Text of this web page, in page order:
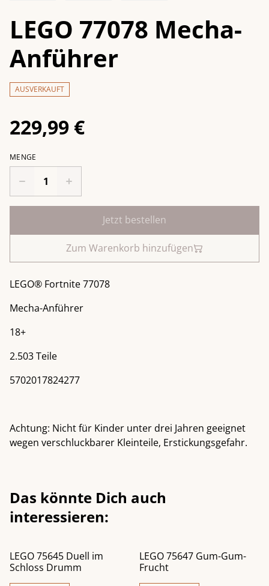
LEGO 77078 Mecha-
Anführer
AUSVERKAUFT
229,99 €
MENGE
Jetzt bestellen
Zum Warenkorb hinzufügen
LEGO® Fortnite 77078
Mecha-Anführer
18+
2.503 Teile
5702017824277
Achtung: Nicht für Kinder unter drei Jahren geeignet
wegen verschluckbarer Kleinteile, Erstickungsgefahr.
Das könnte Dich auch
interessieren:
LEGO 75645 Duell im
Schloss Drumm
LEGO 75647 Gum-Gum-
Frucht